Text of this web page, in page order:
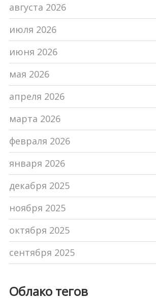
августа 2026
июля 2026
июня 2026
мая 2026
апреля 2026
марта 2026
февраля 2026
января 2026
декабря 2025
ноября 2025
октября 2025
сентября 2025
Облако тегов